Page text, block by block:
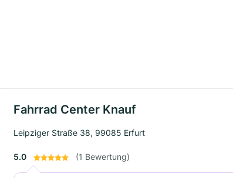
Fahrrad Center Knauf
Leipziger Straße 38, 99085 Erfurt
5.0 (1 Bewertung)